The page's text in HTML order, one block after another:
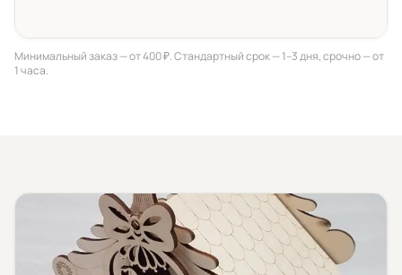
Минимальный заказ — от 400 ₽. Стандартный срок — 1–3 дня, срочно — от
1 часа.